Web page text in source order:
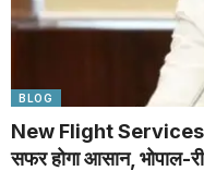
BLOG
New Flight Services
सफर होगा आसान, भोपाल-